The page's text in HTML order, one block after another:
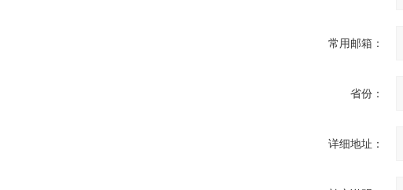
常用邮箱：
省份：
详细地址：